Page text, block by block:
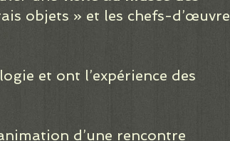
objets » et les chefs-d’œuvre
et ont l’expérience des
d’une rencontre